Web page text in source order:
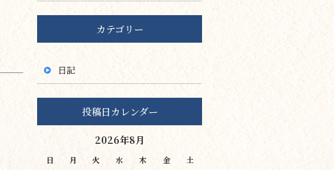
カテゴリー
日記
投稿日カレンダー
2026年8月
日 月 火 水 木 金 土